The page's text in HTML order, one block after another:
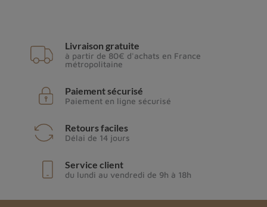
Livraison gratuite
à partir de 80€ d'achats en France
métropolitaine
Paiement sécurisé
Paiement en ligne sécurisé
Retours faciles
Délai de 14 jours
Service client
du lundi au vendredi de 9h à 18h